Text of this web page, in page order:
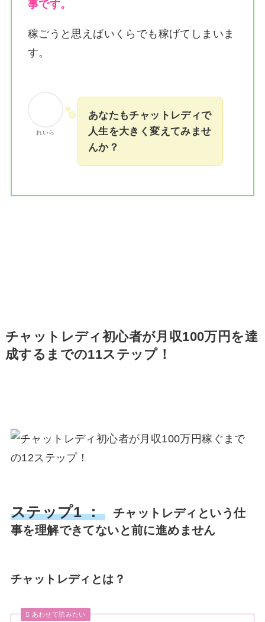
事です。
稼ごうと思えばいくらでも稼げてしまいま
す。
れいら
あなたもチャットレディで
人生を大きく変えてみませ
んか？
チャットレディ初心者が月収100万円を達
成するまでの11ステップ！
ステップ1 ：
チャットレディという仕
事を理解できてないと前に進めません
チャットレディとは？
あわせて読みたい